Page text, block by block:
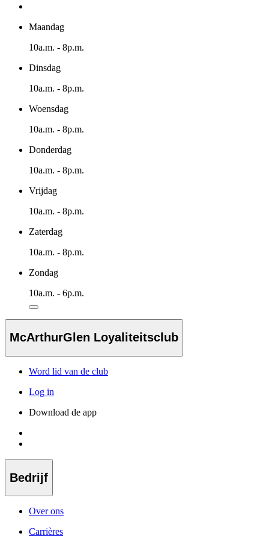
Maandag
10a.m. - 8p.m.
Dinsdag
10a.m. - 8p.m.
Woensdag
10a.m. - 8p.m.
Donderdag
10a.m. - 8p.m.
Vrijdag
10a.m. - 8p.m.
Zaterdag
10a.m. - 8p.m.
Zondag
10a.m. - 6p.m.
McArthurGlen Loyaliteitsclub
Word lid van de club
Log in
Download de app
Bedrijf
Over ons
Carrières